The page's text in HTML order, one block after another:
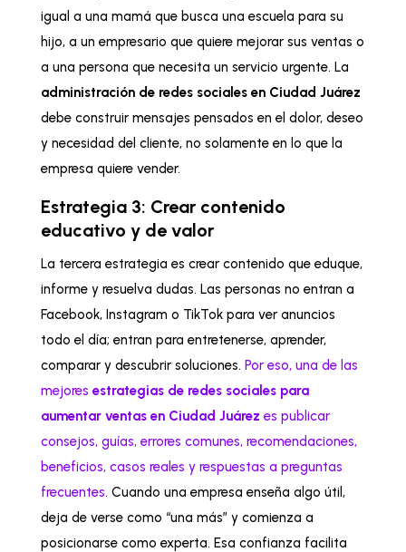
igual a una mamá que busca una escuela para su
hijo, a un empresario que quiere mejorar sus ventas o
a una persona que necesita un servicio urgente. La
administración de redes sociales en Ciudad Juárez
debe construir mensajes pensados en el dolor, deseo
y necesidad del cliente, no solamente en lo que la
empresa quiere vender.
Estrategia 3: Crear contenido
educativo y de valor
La tercera estrategia es crear contenido que eduque,
informe y resuelva dudas. Las personas no entran a
Facebook, Instagram o TikTok para ver anuncios
todo el día; entran para entretenerse, aprender,
comparar y descubrir soluciones. Por eso, una de las
mejores estrategias de redes sociales para
aumentar ventas en Ciudad Juárez es publicar
consejos, guías, errores comunes, recomendaciones,
beneficios, casos reales y respuestas a preguntas
frecuentes. Cuando una empresa enseña algo útil,
deja de verse como “una más” y comienza a
posicionarse como experta. Esa confianza facilita